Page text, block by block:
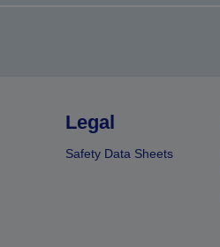
Legal
Safety Data Sheets